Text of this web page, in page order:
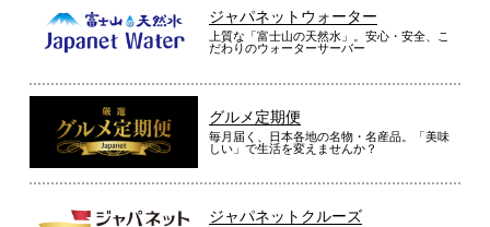
ジャパネットウォーター
上質な「富士山の天然水」。安心・安全、こ
だわりのウォーターサーバー
グルメ定期便
毎月届く、日本各地の名物・名産品。「美味
しい」で生活を変えませんか？
ジャパネットクルーズ